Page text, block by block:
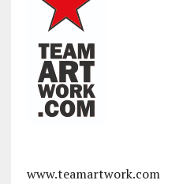
www.teamartwork.com